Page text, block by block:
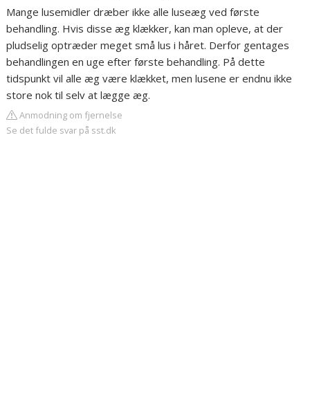
Mange lusemidler dræber ikke alle luseæg ved første
behandling. Hvis disse æg klækker, kan man opleve, at der
pludselig optræder meget små lus i håret. Derfor gentages
behandlingen en uge efter første behandling. På dette
tidspunkt vil alle æg være klækket, men lusene er endnu ikke
store nok til selv at lægge æg.
Anmodning om fjernelse
Se det fulde svar på sst.dk